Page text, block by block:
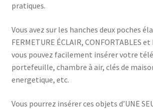
pratiques.
Vous avez sur les hanches deux poches
FERMETURE ÉCLAIR, CONFORTABLES
vous pouvez facilement insérer votre
portefeuille, chambre à air, clés de
energetique, etc.
Vous pourrez insérer ces objets d’UNE